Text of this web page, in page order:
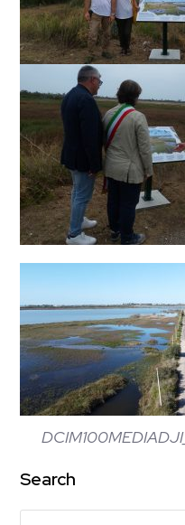
Search